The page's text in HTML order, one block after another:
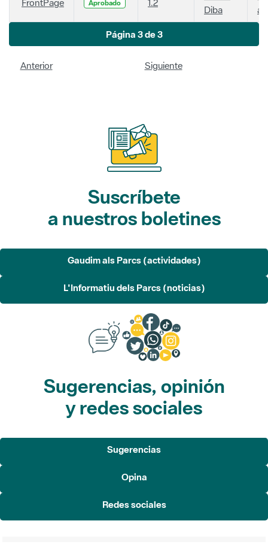
Aprobado
Diba
Página 3 de 3
Anterior Siguiente
Suscríbete
a nuestros boletines
Gaudim als Parcs (actividades)
L'Informatiu dels Parcs (noticias)
Sugerencias, opinión
y redes sociales
Sugerencias
Opina
Redes sociales